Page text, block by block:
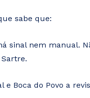
sabe que:
sinal nem manual.
e Boca do Povo a